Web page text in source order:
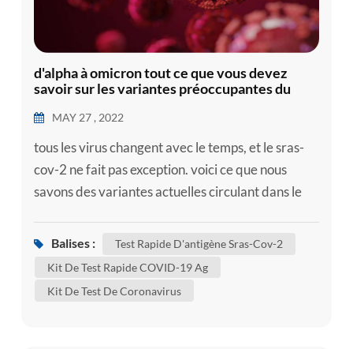
d'alpha à omicron tout ce que vous devez
savoir sur les variantes préoccupantes du
MAY 27 , 2022
tous les virus changent avec le temps, et le sras-
cov-2 ne fait pas exception. voici ce que nous
savons des variantes actuelles circulant dans le
pouvez utiliser le kit d'autotest , comme notre kit
Balises :
Test Rapide D'antigène Sras-Cov-2
Kit De Test Rapide COVID-19 Ag
Kit De Test De Coronavirus